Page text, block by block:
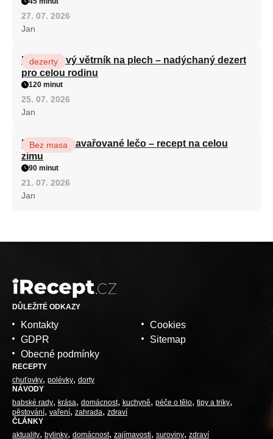
27. 07. 2026
Jan
Karamelový větrník na plech – nadýchaný dezert
pro celou rodinu
dezerty
120 minut
25. 07. 2026
Jan
Babiččino zavařované lečo – recept na celou
zimu
Bez masa
90 minut
21. 07. 2026
Jan
DŮLEŽITÉ ODKAZY
Kontakty
GDPR
Obecné podmínky
Cookies
Sitemap
RECEPTY
chuťovky polévky dorty
NÁVODY
babské rady
krása domácnost kuchyně péče o tělo tipy a triky
pěstování vaření zahrada zdraví
ČLÁNKY
aktuality
bylinky domácnost zajímavosti suroviny zdraví